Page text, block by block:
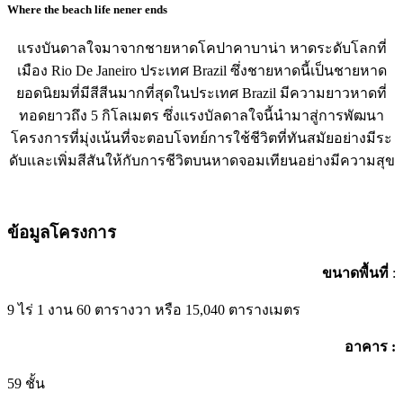
Where the beach life nener ends
แรงบันดาลใจมาจากชายหาดโคปาคาบาน่า หาดระดับโลกที่
เมือง Rio De Janeiro ประเทศ Brazil ซึ่งชายหาดนี้เป็นชายหาด
ยอดนิยมที่มีสีสีนมากที่สุดในประเทศ Brazil มีความยาวหาดที่
ทอดยาวถึง 5 กิโลเมตร ซึ่งเเรงบัลดาลใจนี้นำมาสู่การพัฒนา
โครงการที่มุ่งเน้นที่จะตอบโจทย์การใช้ชีวิตที่ทันสมัยอย่างมีระ
ดับเเละเพิ่มสีสันให้กับการชีวิตบนหาดจอมเทียนอย่างมีความสุข
ข้อมูลโครงการ
ขนาดพื้นที่ :
9 ไร่ 1 งาน 60 ตารางวา หรือ 15,040 ตารางเมตร
อาคาร :
59 ชั้น